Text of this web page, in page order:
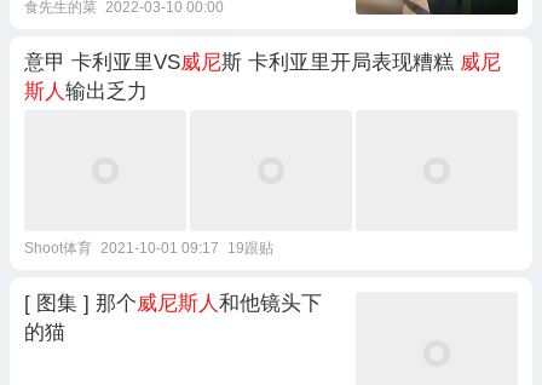
食先生的菜 2022-03-10 00:00
意甲 卡利亚里VS威尼斯 卡利亚里开局表现糟糕 威尼
斯人输出乏力
Shoot体育 2021-10-01 09:17 19跟贴
[ 图集 ] 那个威尼斯人和他镜头下
的猫